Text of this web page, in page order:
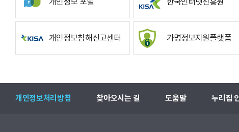
개인정보침해신고센터 가명정보지원플랫폼
개인정보처리방침 찾아오시는 길 도움말 누리집